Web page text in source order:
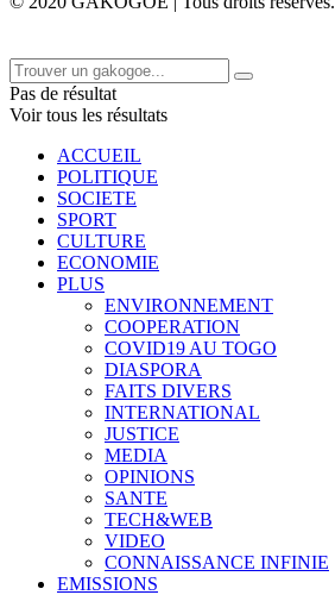
Pas de résultat
Voir tous les résultats
ACCUEIL
POLITIQUE
SOCIETE
SPORT
CULTURE
ECONOMIE
PLUS
ENVIRONNEMENT
COOPERATION
COVID19 AU TOGO
DIASPORA
FAITS DIVERS
INTERNATIONAL
JUSTICE
MEDIA
OPINIONS
SANTE
TECH&WEB
VIDEO
CONNAISSANCE INFINIE
EMISSIONS